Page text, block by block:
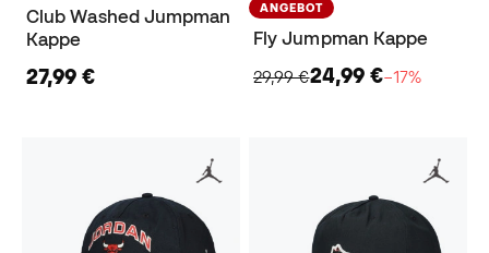
Club Washed Jumpman
Kappe
27,99 €
ANGEBOT
Fly Jumpman Kappe
29,99 €24,99 €−17%